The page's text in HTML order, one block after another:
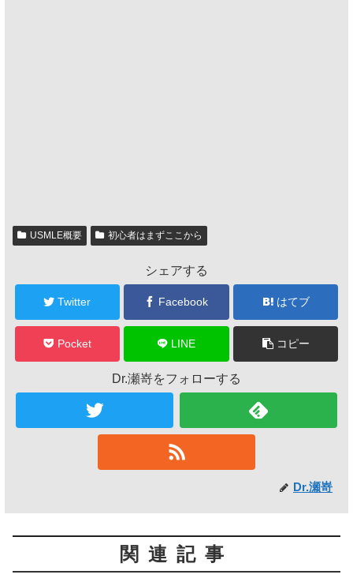
USMLE概要 初心者はまずここから
シェアする
Twitter Facebook はてブ
Pocket LINE コピー
Dr.瀬嵜をフォローする
Dr.瀬嵜
関連記事